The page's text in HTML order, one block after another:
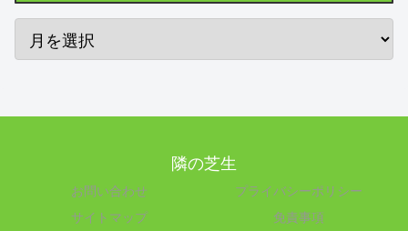
隣の芝生
お問い合わせ
プライバシーポリシー
サイトマップ
免責事項